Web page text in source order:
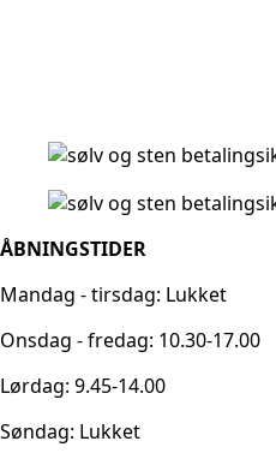
ÅBNINGSTIDER
Mandag - tirsdag: Lukket
Onsdag - fredag: 10.30-17.00
Lørdag: 9.45-14.00
Søndag: Lukket